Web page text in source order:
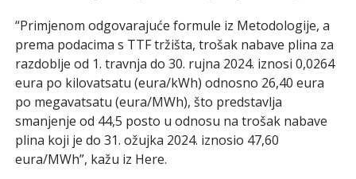
“Primjenom odgovarajuće formule iz Metodologije, a
prema podacima s TTF tržišta, trošak nabave plina za
razdoblje od 1. travnja do 30. rujna 2024. iznosi 0,0264
eura po kilovatsatu (eura/kWh) odnosno 26,40 eura
po megavatsatu (eura/MWh), što predstavlja
smanjenje od 44,5 posto u odnosu na trošak nabave
plina koji je do 31. ožujka 2024. iznosio 47,60
eura/MWh”, kažu iz Here.